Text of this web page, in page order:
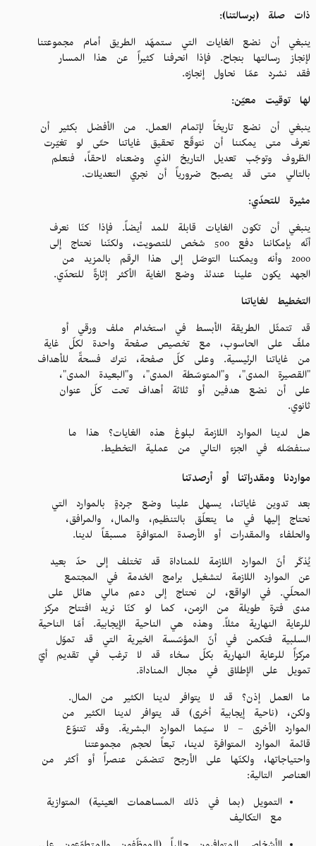
ذات صلة (برسالتنا):
ينبغي أن نضع الغايات التي ستمهّد الطريق أمام مجموعتنا
لإنجاز رسالتها بنجاح. فإذا انحرفنا كثيراً عن هذا المسار
فقد نشرد عمّا نحاول إنجازه.
لها توقيت معيّن:
ينبغي أن نضع تاريخاً لإتمام العمل. من الأفضل بكثير أن
نعرف متى يمكننا أن نتوقّع تحقيق غاياتنا حتّى لو تغيّرت
الظروف وتوجّب تعديل التاريخ الذي وضعناه لاحقاً، فنعلم
بالتالي متى قد يصبح ضرورياً أن نجري التعديلات.
مثيرة للتحدّي:
ينبغي أن تكون الغايات قابلة للمد أيضاً. فإذا كنّا نعرف
أنّه بإمكاننا دفع 500 شخص للتصويت، ولكنّنا نحتاج إلى
2000 وأنه ويمكننا التوصّل إلى هذا الرقم بالمزيد من
الجهد يكون علينا عندئذ وضع الغاية الأكثر إثارةً للتحدّي.
التخطيط لغاياتنا
قد تتمثّل الطريقة الأبسط في استخدام ملف ورقي أو
ملفّ على الحاسوب، مع تخصيص صفحة واحدة لكلّ غاية
من غاياتنا الرئيسية. وعلى كلّ صفحة، نترك فسحةً للأهداف
"القصيرة المدى"، و"المتوسّطة المدى"، و"البعيدة المدى"،
على أن نضع هدفين أو ثلاثة أهداف تحت كلّ عنوان
ثانوي.
هل لدينا الموارد اللازمة لبلوغ هذه الغايات؟ هذا ما
سنفصّله في الجزء التالي من عملية التخطيط.
مواردنا ومقدراتنا أو أرصدتنا
بعد تدوين غاياتنا، يسهل علينا وضع جردةٍ بالموارد التي
نحتاج إليها في ما يتعلّق بالتنظيم، والمال، والمرافق،
والحلفاء والمقدرات أو الأرصدة المتوافرة مسبقاً لدينا.
يُذكَر أنّ الموارد اللازمة للمناداة قد تختلف إلى حدّ بعيد
عن الموارد اللازمة لتشغيل برامج الخدمة في المجتمع
المحلّي. في الواقع، لن نحتاج إلى دعم مالي هائل على
مدى فترة طويلة من الزمن، كما لو كنّا نريد افتتاح مركز
للرعاية النهارية مثلاً. وهذه هي الناحية الإيجابية. أمّا الناحية
السلبية فتكمن في أنّ المؤسّسة الخيرية التي قد تموّل
مركزاً للرعاية النهارية بكلّ سخاء قد لا ترغب في تقديم أيّ
تمويل على الإطلاق في مجال المناداة.
ما العمل إذن؟ قد لا يتوافر لدينا الكثير من المال.
ولكن، (ناحية إيجابية أخرى) قد يتوافر لدينا الكثير من
الموارد الأخرى – لا سيّما الموارد البشرية. وقد تتنوّع
قائمة الموارد المتوافرة لدينا، تبعاً لحجم مجموعتنا
واحتياجاتها، ولكنّها على الأرجح تتضمّن عنصراً أو أكثر من
العناصر التالية:
التمويل (بما في ذلك المساهمات العينية) المتوازية
مع التكاليف